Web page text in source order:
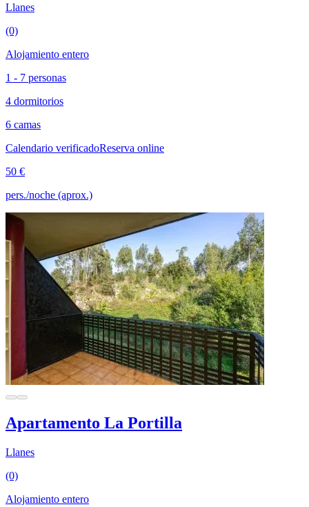
Llanes
(0)
Alojamiento entero
1 - 7 personas
4 dormitorios
6 camas
Calendario verificadoReserva online
50 €
pers./noche (aprox.)
Apartamento La Portilla
Llanes
(0)
Alojamiento entero